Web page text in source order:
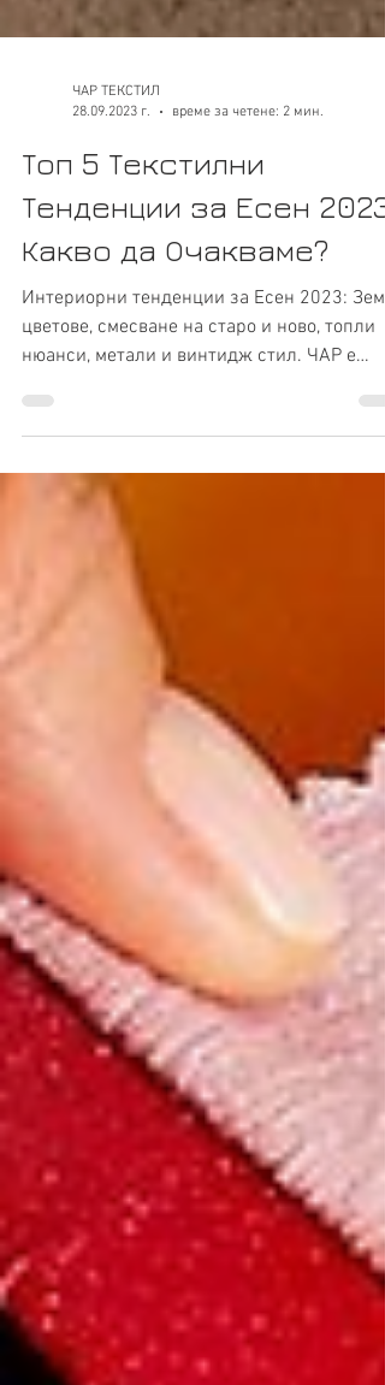
ЧАР ТЕКСТИЛ
28.09.2023 г.
време за четене: 2 мин.
Топ 5 Текстилни
Тенденции за Есен 2023:
Какво да Очакваме?
Интериорни тенденции за Есен 2023: